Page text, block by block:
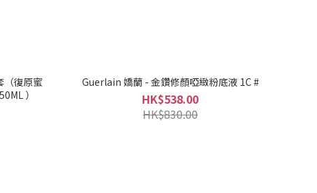
（復原蜜
）
Guerlain 嬌蘭 - 金鑽修顏啞緻粉底液 1C #
HK$538.00
HK$830.00